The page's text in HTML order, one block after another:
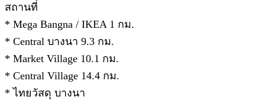
สถานที่
* Mega Bangna / IKEA 1 กม.
* Central บางนา 9.3 กม.
* Market Village 10.1 กม.
* Central Village 14.4 กม.
* ไทยวัสดุ บางนา